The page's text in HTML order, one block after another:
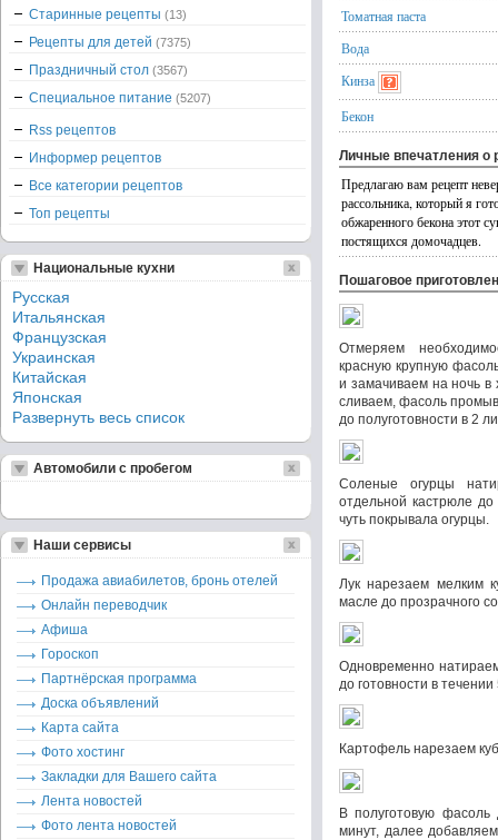
Томатная паста
Вода
Кинза
Бекон
Личные впечатления о
Предлагаю вам рецепт
рассольника, который я
обжаренного бекона этот
постящихся домочадцев.
Пошаговое
Отмеряем
красную крупную
и замачиваем на ночь
сливаем, фасоль
до полуготовности в 2
Соленые огурцы
отдельной кастрюле
чуть покрывала огурцы.
Лук нарезаем мелким
масле до прозрачного
Одновременно
до готовности в течении
Картофель нарезаем
В полуготовую
минут, далее
Старинные рецепты (13)
Рецепты для детей (7375)
Праздничный стол (3567)
Специальное питание (5207)
Rss рецептов
Информер рецептов
Все категории рецептов
Топ рецепты
Национальные кухни
Русская
Итальянская
Французская
Украинская
Китайская
Японская
Развернуть весь список
Автомобили с пробегом
Наши сервисы
Продажа авиабилетов, бронь отелей
Онлайн переводчик
Афиша
Гороскоп
Партнёрская программа
Доска объявлений
Карта сайта
Фото хостинг
Закладки для Вашего сайта
Лента новостей
Фото лента новостей